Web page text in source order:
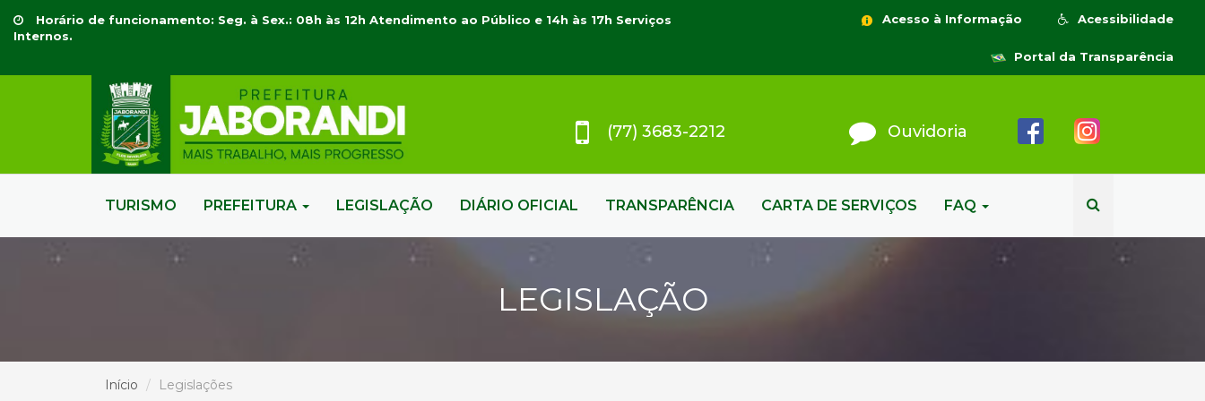
Horário de funcionamento: Seg. à Sex.: 08h às 12h Atendimento ao Público e 14h às 17h Serviços
Internos.
Acessibilidade
Acesso à Informação
Portal da Transparência
(77) 3683-2212 Ouvidoria
TURISMO PREFEITURA LEGISLAÇÃO DIÁRIO OFICIAL TRANSPARÊNCIA CARTA DE SERVIÇOS FAQ
LEGISLAÇÃO
Início Legislações